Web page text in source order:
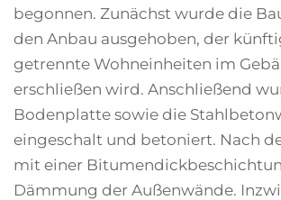
begonnen. Zunächst wurde die
den Anbau ausgehoben, der
getrennte Wohneinheiten im
erschließen wird. Anschließend
Bodenplatte sowie die
eingeschalt und betoniert. Nach
mit einer
Dämmung der Außenwände.